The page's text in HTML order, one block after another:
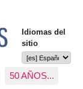
Idiomas del
sitio
50 AÑOS...